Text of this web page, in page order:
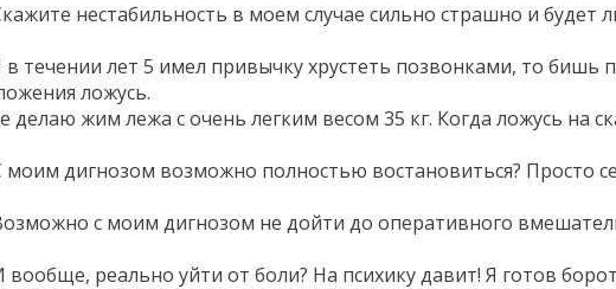
нестабильность в моем случае сильно страшно и
в течении лет 5 имел привычку хрустеть позвонками, то бишь
ложусь.
делаю жим лежа с очень легким весом 35 кг. Когда ложусь на
моим дигнозом возможно полностью востановиться? Просто
с моим дигнозом не дойти до оперативного
вообще, реально уйти от боли? На психику давит! Я готов